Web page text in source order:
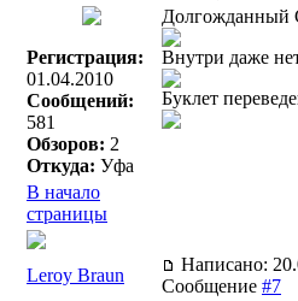
Регистрация:
01.04.2010
Сообщений:
581
Обзоров: 2
Откуда: Уфа
Долгожданный
Внутри даже
Буклет
В начало
страницы
Leroy Braun
Написано:
Сообщение #7